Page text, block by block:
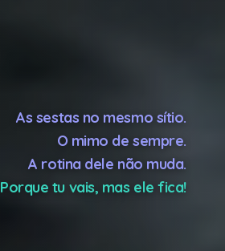
As sestas no mesmo sítio.
O mimo de sempre.
A rotina dele não muda.
Porque tu vais, mas ele fica!